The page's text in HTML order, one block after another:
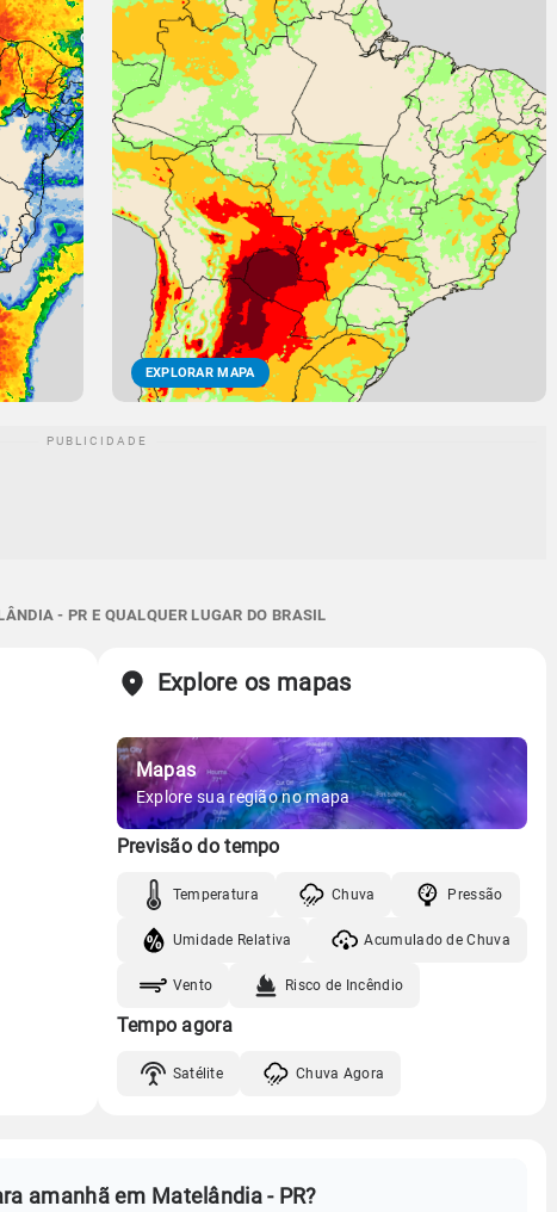
EXPLORAR MAPA
- PR E QUALQUER LUGAR DO BRASIL
Explore os mapas
Mapas
Explore sua região no mapa
Previsão do tempo
Temperatura Chuva Pressão
Umidade Relativa Acumulado de Chuva
Vento Risco de Incêndio
Tempo agora
Satélite Chuva Agora
amanhã em Matelândia - PR?